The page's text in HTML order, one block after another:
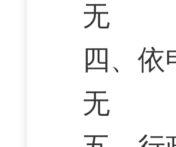
无
四、
无